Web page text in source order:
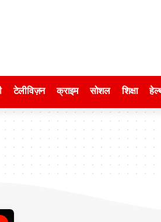
टेलीविज़न क्राइम सोशल शिक्षा